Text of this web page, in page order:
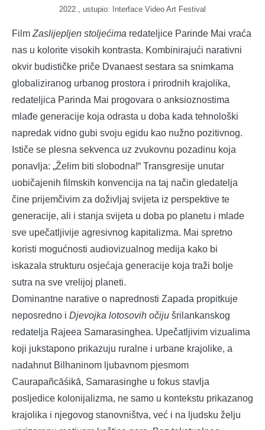
2022., ustupio: Interface Video Art Festival
Film Zaslijepljen stoljećima redateljice Parinde Mai vraća
nas u kolorite visokih kontrasta. Kombinirajući narativni
okvir budističke priče Dvanaest sestara sa snimkama
globaliziranog urbanog prostora i prirodnih krajolika,
redateljica Parinda Mai progovara o anksioznostima
mlađe generacije koja odrasta u doba kada tehnološki
napredak vidno gubi svoju egidu kao nužno pozitivnog.
Ističe se plesna sekvenca uz zvukovnu pozadinu koja
ponavlja: „Želim biti slobodna!“ Transgresije unutar
uobičajenih filmskih konvencija na taj način gledatelja
čine prijemčivim za doživljaj svijeta iz perspektive te
generacije, ali i stanja svijeta u doba po planetu i mlade
sve upečatljivije agresivnog kapitalizma. Mai spretno
koristi mogućnosti audiovizualnog medija kako bi
iskazala strukturu osjećaja generacije koja traži bolje
sutra na sve vrelijoj planeti.
Dominantne narative o naprednosti Zapada propitkuje
neposredno i Djevojka lotosovih očiju šrilankanskog
redatelja Rajeea Samarasinghea. Upečatljivim vizualima
koji jukstapono prikazuju ruralne i urbane krajolike, a
nadahnut Bilhaninom ljubavnom pjesmom
Caurapañcāśikā, Samarasinghe u fokus stavlja
posljedice kolonijalizma, ne samo u kontekstu prikazanog
krajolika i njegovog stanovništva, već i na ljudsku želju